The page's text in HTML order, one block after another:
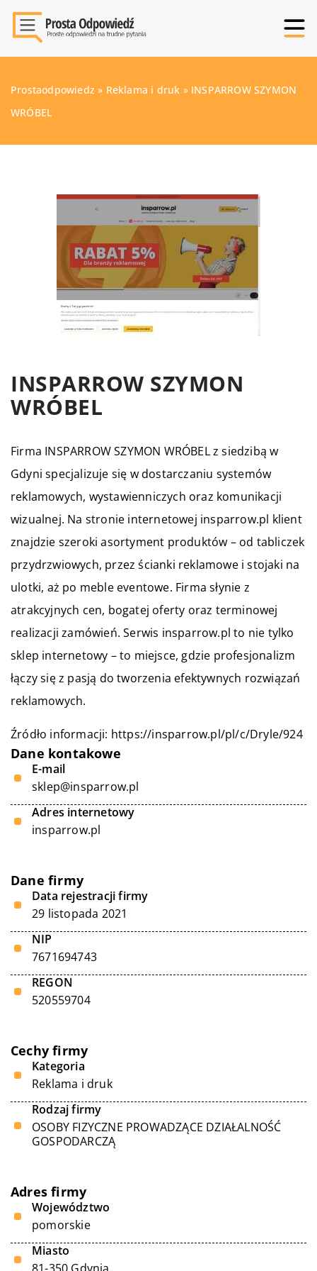
Prostaodpowiedz » Reklama i druk » INSPARROW SZYMON
WRÓBEL
INSPARROW SZYMON
WRÓBEL
Firma INSPARROW SZYMON WRÓBEL z siedzibą w
Gdyni specjalizuje się w dostarczaniu systemów
reklamowych, wystawienniczych oraz komunikacji
wizualnej. Na stronie internetowej insparrow.pl klient
znajdzie szeroki asortyment produktów – od tabliczek
przydrzwiowych, przez ścianki reklamowe i stojaki na
ulotki, aż po meble eventowe. Firma słynie z
atrakcyjnych cen, bogatej oferty oraz terminowej
realizacji zamówień. Serwis insparrow.pl to nie tylko
sklep internetowy – to miejsce, gdzie profesjonalizm
łączy się z pasją do tworzenia efektywnych rozwiązań
reklamowych.
Źródło informacji: https://insparrow.pl/pl/c/Dryle/924
Dane kontakowe
E-mail
sklep@insparrow.pl
Adres internetowy
insparrow.pl
Dane firmy
Data rejestracji firmy
29 listopada 2021
NIP
7671694743
REGON
520559704
Cechy firmy
Kategoria
Reklama i druk
Rodzaj firmy
OSOBY FIZYCZNE PROWADZĄCE DZIAŁALNOŚĆ
GOSPODARCZĄ
Adres firmy
Województwo
pomorskie
Miasto